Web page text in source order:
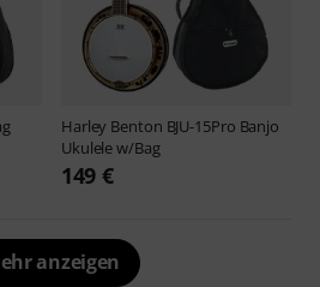
Harley Benton BJU-15Pro Banjo
Ukulele w/Bag
149 €
anzeigen